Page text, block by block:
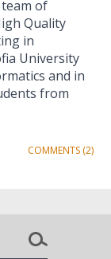
of
Quality
in
University
and in
from
COMMENTS (2)